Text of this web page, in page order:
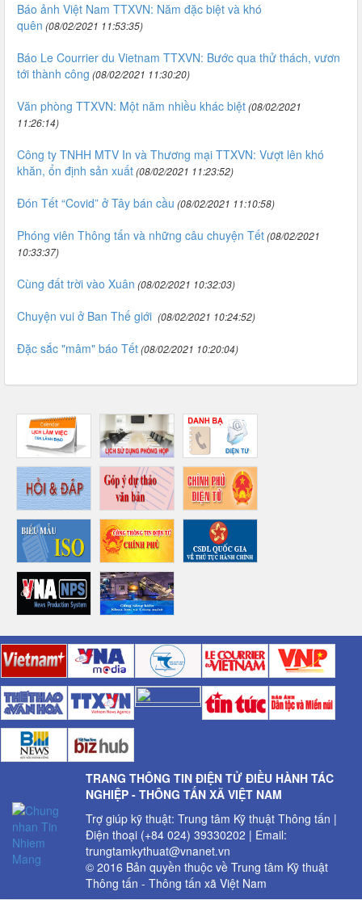
Báo ảnh Việt Nam TTXVN: Năm đặc biệt và khó
quên (08/02/2021 11:53:35)
Báo Le Courrier du Vietnam TTXVN: Bước qua thử thách, vươn
tới thành công (08/02/2021 11:30:20)
Văn phòng TTXVN: Một năm nhiều khác biệt(08/02/2021
11:26:14)
Công ty TNHH MTV In và Thương mại TTXVN: Vượt lên khó
khăn, ổn định sản xuất(08/02/2021 11:23:52)
Đón Tết “Covid” ở Tây bán cầu (08/02/2021 11:10:58)
Phóng viên Thông tấn và những câu chuyện Tết(08/02/2021
10:33:37)
Cùng đất trời vào Xuân (08/02/2021 10:32:03)
Chuyện vui ở Ban Thế giới (08/02/2021 10:24:52)
Đặc sắc "mâm" báo Tết(08/02/2021 10:20:04)
TRANG THÔNG TIN ĐIỆN TỬ ĐIỀU HÀNH TÁC
NGHIỆP - THÔNG TẤN XÃ VIỆT NAM
Trợ giúp kỹ thuật: Trung tâm Kỹ thuật Thông tấn |
Điện thoại (+84 024) 39330202 | Email:
trungtamkythuat@vnanet.vn
© 2016 Bản quyền thuộc về Trung tâm Kỹ thuật
Thông tấn - Thông tấn xã Việt Nam